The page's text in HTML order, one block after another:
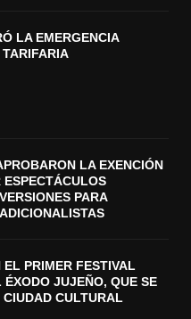
LA EMERGENCIA
TARIFARIA
LA EXENCIÓN
ESPECTÁCULOS
PARA
EL PRIMER FESTIVAL
JUJEÑO, QUE SE
CULTURAL